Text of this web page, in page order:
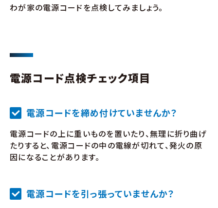
わが家の電源コードを点検してみましょう。
電源コード点検チェック項目
電源コードを締め付けていませんか？
電源コードの上に重いものを置いたり、無理に折り曲げ
たりすると、電源コードの中の電線が切れて、発火の原
因になることがあります。
電源コードを引っ張っていませんか？